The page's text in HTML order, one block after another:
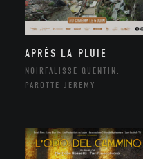
APRÈS LA PLUIE
NOIRFALISSE QUENTIN,
PAROTTE JEREMY